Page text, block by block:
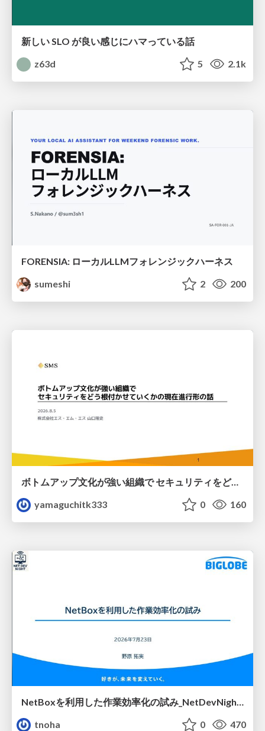
新しい SLO が良い感じにハマっている話
z63d
5 2.1k
FORENSIA: ローカルLLMフォレンジックハーネス
sumeshi
2 200
ボトムアップ文化が強い組織で セキュリティをどう根付かせていくかの現在進行形の話 / Making Security Stick in a Bottom-Up Organization
yamaguchitk333
0 160
NetBoxを利用した作業効率化の試み_NetDevNight4
tnoha
0 470